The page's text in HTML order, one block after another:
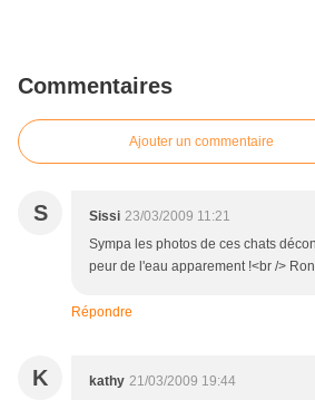
Commentaires
Ajouter un commentaire
S Sissi 23/03/2009 11:21
Sympa les photos de ces chats
peur de l'eau apparement !<br />
Répondre
K kathy 21/03/2009 19:44